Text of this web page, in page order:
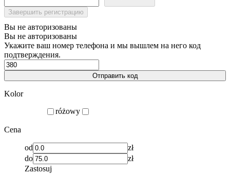
Завершить регистрацию
Вы не авторизованы
Вы не авторизованы
Укажите ваш номер телефона и мы вышлем на него код
подтверждения.
Отправить код
Kolor
różowy
Cena
od
zł
do
zł
Zastosuj